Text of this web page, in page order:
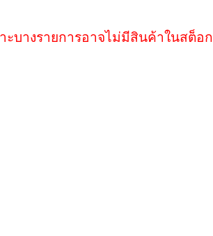
บางรายการอาจไม่มีสินค้าในสต็อก